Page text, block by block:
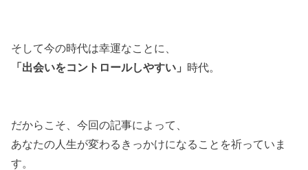
そして今の時代は幸運なことに、
「出会いをコントロールしやすい」 時代。
だからこそ、今回の記事によって、
あなたの人生が変わるきっかけになることを祈っていま
す。